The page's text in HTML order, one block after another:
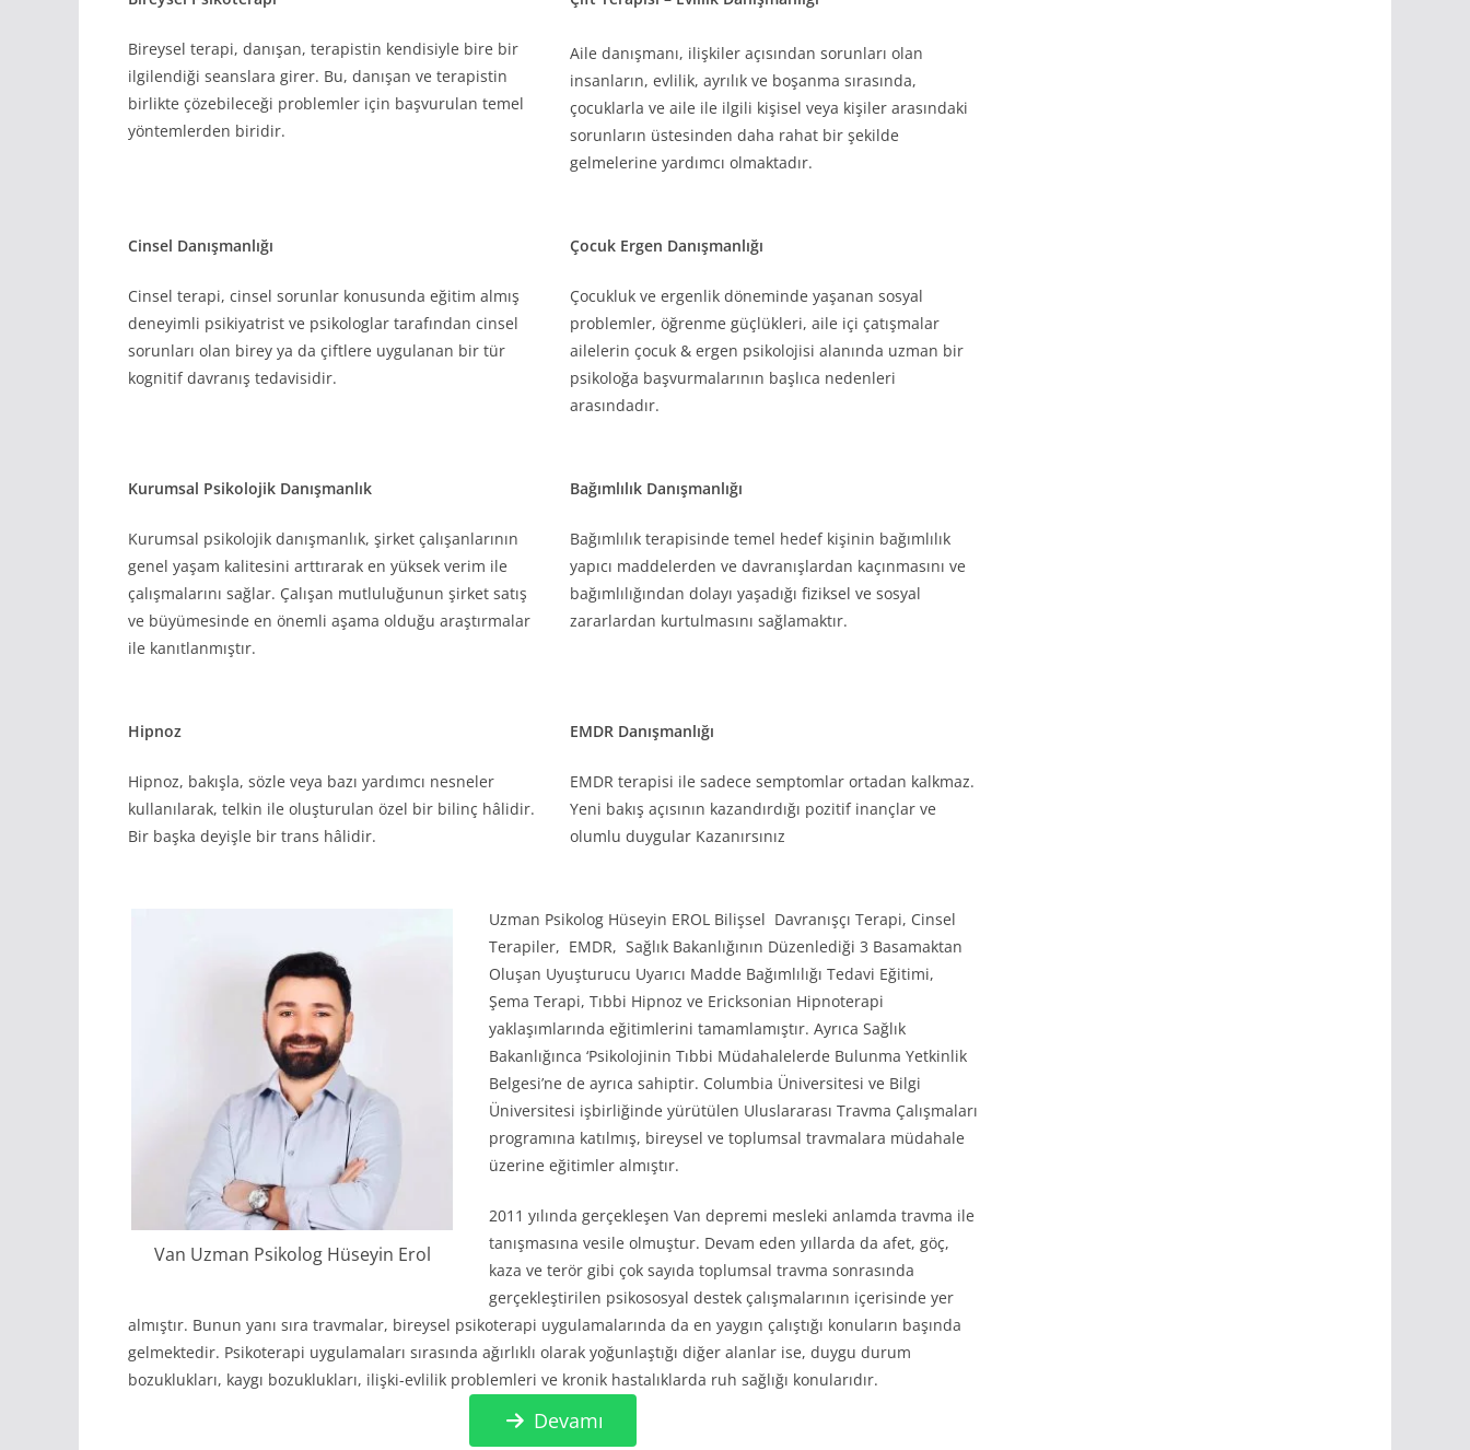
Bireysel terapi, danışan, terapistin kendisiyle bire bir
ilgilendiği seanslara girer. Bu, danışan ve terapistin
birlikte çözebileceği problemler için başvurulan temel
yöntemlerden biridir.
Aile danışmanı, ilişkiler açısından sorunları olan
insanların, evlilik, ayrılık ve boşanma sırasında,
çocuklarla ve aile ile ilgili kişisel veya kişiler arasındaki
sorunların üstesinden daha rahat bir şekilde
gelmelerine yardımcı olmaktadır.
Cinsel Danışmanlığı
Cinsel terapi, cinsel sorunlar konusunda eğitim almış
deneyimli psikiyatrist ve psikologlar tarafından cinsel
sorunları olan birey ya da çiftlere uygulanan bir tür
kognitif davranış tedavisidir.
Çocuk Ergen Danışmanlığı
Çocukluk ve ergenlik döneminde yaşanan sosyal
problemler, öğrenme güçlükleri, aile içi çatışmalar
ailelerin çocuk & ergen psikolojisi alanında uzman bir
psikoloğa başvurmalarının başlıca nedenleri
arasındadır.
Kurumsal Psikolojik Danışmanlık
Kurumsal psikolojik danışmanlık, şirket çalışanlarının
genel yaşam kalitesini arttırarak en yüksek verim ile
çalışmalarını sağlar. Çalışan mutluluğunun şirket satış
ve büyümesinde en önemli aşama olduğu araştırmalar
ile kanıtlanmıştır.
Bağımlılık Danışmanlığı
Bağımlılık terapisinde temel hedef kişinin bağımlılık
yapıcı maddelerden ve davranışlardan kaçınmasını ve
bağımlılığından dolayı yaşadığı fiziksel ve sosyal
zararlardan kurtulmasını sağlamaktır.
Hipnoz
Hipnoz, bakışla, sözle veya bazı yardımcı nesneler
kullanılarak, telkin ile oluşturulan özel bir bilinç hâlidir.
Bir başka deyişle bir trans hâlidir.
EMDR Danışmanlığı
EMDR terapisi ile sadece semptomlar ortadan kalkmaz.
Yeni bakış açısının kazandırdığı pozitif inançlar ve
olumlu duygular Kazanırsınız
Van Uzman Psikolog Hüseyin Erol
Uzman Psikolog Hüseyin EROL Bilişsel Davranışçı Terapi, Cinsel
Terapiler, EMDR, Sağlık Bakanlığının Düzenlediği 3 Basamaktan
Oluşan Uyuşturucu Uyarıcı Madde Bağımlılığı Tedavi Eğitimi,
Şema Terapi, Tıbbi Hipnoz ve Ericksonian Hipnoterapi
yaklaşımlarında eğitimlerini tamamlamıştır. Ayrıca Sağlık
Bakanlığınca ‘Psikolojinin Tıbbi Müdahalelerde Bulunma Yetkinlik
Belgesi’ne de ayrıca sahiptir. Columbia Üniversitesi ve Bilgi
Üniversitesi işbirliğinde yürütülen Uluslararası Travma Çalışmaları
programına katılmış, bireysel ve toplumsal travmalara müdahale
üzerine eğitimler almıştır.
2011 yılında gerçekleşen Van depremi mesleki anlamda travma ile
tanışmasına vesile olmuştur. Devam eden yıllarda da afet, göç,
kaza ve terör gibi çok sayıda toplumsal travma sonrasında
gerçekleştirilen psikososyal destek çalışmalarının içerisinde yer
almıştır. Bunun yanı sıra travmalar, bireysel psikoterapi uygulamalarında da en yaygın çalıştığı konuların başında
gelmektedir. Psikoterapi uygulamaları sırasında ağırlıklı olarak yoğunlaştığı diğer alanlar ise, duygu durum
bozuklukları, kaygı bozuklukları, ilişki-evlilik problemleri ve kronik hastalıklarda ruh sağlığı konularıdır.
Devamı